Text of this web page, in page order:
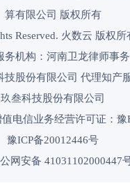
算有限公司 版权所有
Reserved. 火数云 版权所
务机构：河南卫龙律师事
技股份有限公司 代理知产
玖叁科技股份有限公司
电信业务经营许可证：豫
豫ICP备20012446号
网安备 41031102000447